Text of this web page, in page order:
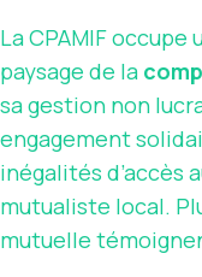
La CPAMIF
paysage de la
sa gestion non
engagement
inégalités d’accès
mutualiste local.
mutuelle